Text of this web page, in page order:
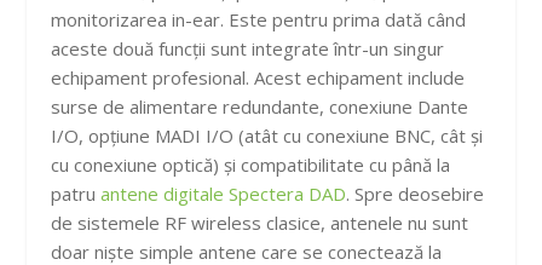
monitorizarea in-ear. Este pentru prima dată când
aceste două funcții sunt integrate într-un singur
echipament profesional. Acest echipament include
surse de alimentare redundante, conexiune Dante
I/O, opțiune MADI I/O (atât cu conexiune BNC, cât și
cu conexiune optică) și compatibilitate cu până la
patruantene digitale Spectera DAD. Spre deosebire
de sistemele RF wireless clasice, antenele nu sunt
doar niște simple antene care se conectează la